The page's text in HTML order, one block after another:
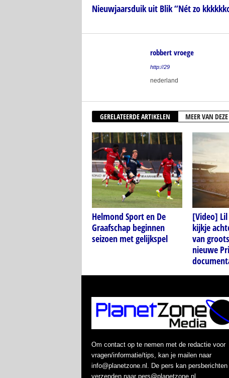
Nieuwjaarsduik uit Blik “Nét zo
robbert vroege
http://29
nederland
GERELATEERDE ARTIKELEN MEER VAN
Helmond Sport en De
Graafschap beginnen
seizoen met gelijkspel
[Video]
kijkje
van
nieuwe
Om contact op te nemen met de redactie voor
vragen/informatie/tips, kan je mailen naar
info@planetzone.nl. De pers kan persberichten
verzenden naar pers@planetzone.nl.